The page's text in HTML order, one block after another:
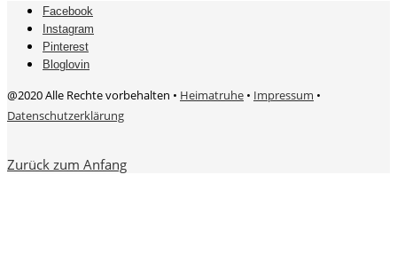
Facebook
Instagram
Pinterest
Bloglovin
@2020 Alle Rechte vorbehalten • Heimatruhe • Impressum •
Datenschutzerklärung
Zurück zum Anfang